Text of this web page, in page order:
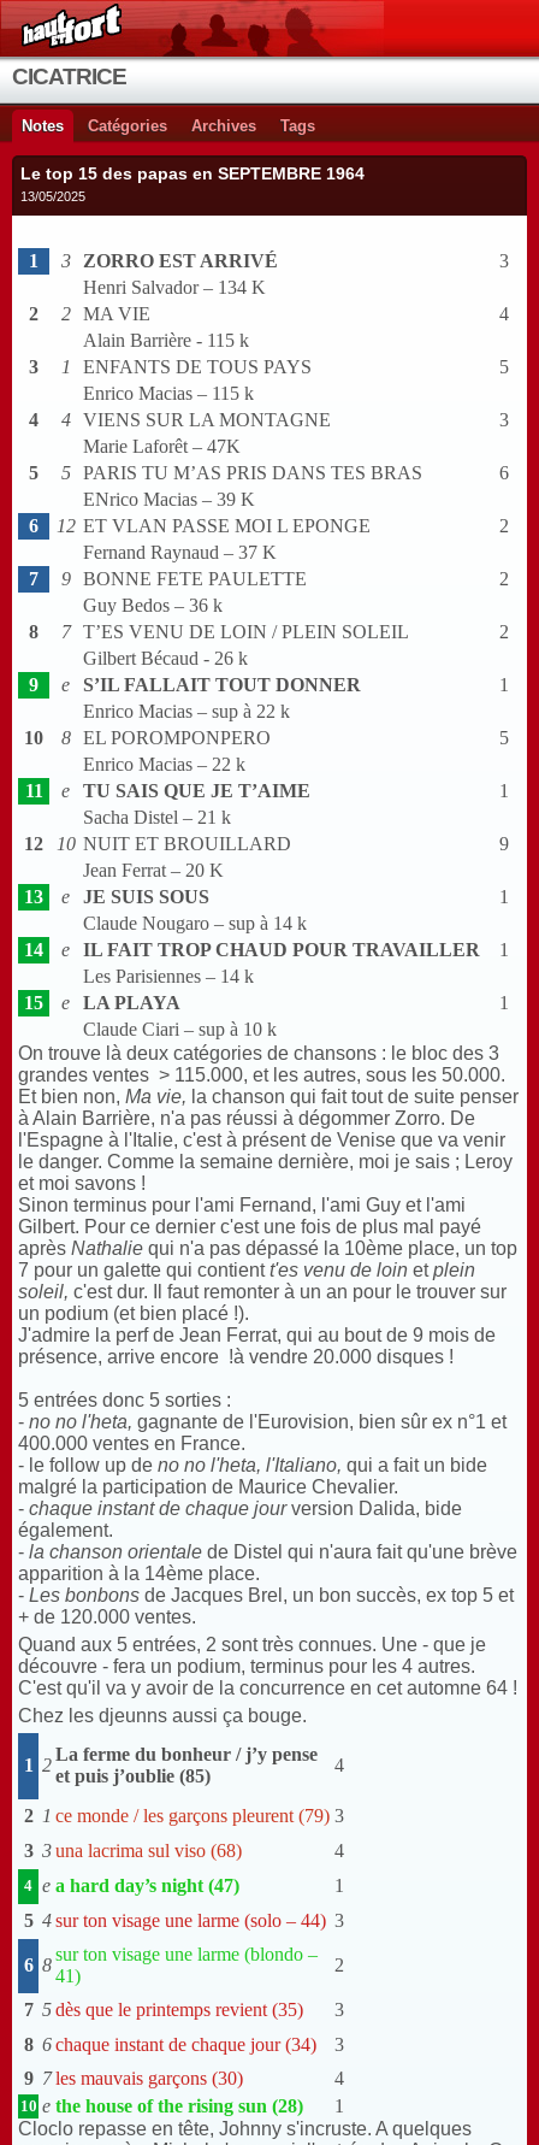
CICATRICE
Notes Catégories Archives Tags
Le top 15 des papas en SEPTEMBRE 1964
13/05/2025
1 3 ZORRO EST ARRIVÉ
3
Henri Salvador – 134 K
2
2 MA VIE
4
Alain Barrière - 115 k
3
1 ENFANTS DE TOUS PAYS
5
Enrico Macias – 115 k
4
4 VIENS SUR LA MONTAGNE
3
Marie Laforêt – 47K
5
5 PARIS TU M’AS PRIS DANS TES BRAS
6
ENrico Macias – 39 K
6
12 ET VLAN PASSE MOI L EPONGE
2
Fernand Raynaud – 37 K
7
9 BONNE FETE PAULETTE
2
Guy Bedos – 36 k
8
7 T’ES VENU DE LOIN / PLEIN SOLEIL
2
Gilbert Bécaud - 26 k
9
e S’IL FALLAIT TOUT DONNER
1
Enrico Macias – sup à 22 k
10
8 EL POROMPONPERO
5
Enrico Macias – 22 k
11
e TU SAIS QUE JE T’AIME
1
Sacha Distel – 21 k
12
10 NUIT ET BROUILLARD
9
Jean Ferrat – 20 K
13
e JE SUIS SOUS
1
Claude Nougaro – sup à 14 k
14
e IL FAIT TROP CHAUD POUR TRAVAILLER
1
Les Parisiennes – 14 k
15
e LA PLAYA
1
Claude Ciari – sup à 10 k
On trouve là deux catégories de chansons : le bloc des 3
grandes ventes > 115.000, et les autres, sous les 50.000.
Et bien non, Ma vie, la chanson qui fait tout de suite penser
à Alain Barrière, n'a pas réussi à dégommer Zorro. De
l'Espagne à l'Italie, c'est à présent de Venise que va venir
le danger. Comme la semaine dernière, moi je sais ; Leroy
et moi savons !
Sinon terminus pour l'ami Fernand, l'ami Guy et l'ami
Gilbert. Pour ce dernier c'est une fois de plus mal payé
après Nathalie qui n'a pas dépassé la 10ème place, un top
7 pour un galette qui contientt'es venu de loin etplein
soleil, c'est dur. Il faut remonter à un an pour le trouver sur
un podium (et bien placé !).
J'admire la perf de Jean Ferrat, qui au bout de 9 mois de
présence, arrive encore !à vendre 20.000 disques !
5 entrées donc 5 sorties :
- no no l'heta, gagnante de l'Eurovision, bien sûr ex n°1 et
400.000 ventes en France.
- le follow up de no no l'heta, l'Italiano, qui a fait un bide
malgré la participation de Maurice Chevalier.
- chaque instant de chaque jourversion Dalida, bide
également.
- la chanson orientale de Distel qui n'aura fait qu'une brève
apparition à la 14ème place.
- Les bonbons de Jacques Brel, un bon succès, ex top 5 et
+ de 120.000 ventes.
Quand aux 5 entrées, 2 sont très connues. Une - que je
découvre - fera un podium, terminus pour les 4 autres.
C'est qu'il va y avoir de la concurrence en cet automne 64 !
Chez les djeunns aussi ça bouge.
1 2
La ferme du bonheur / j’y pense
et puis j’oublie (85)
4
2 1 ce monde / les garçons pleurent (79) 3
3 3 una lacrima sul viso (68) 4
4 e a hard day’s night (47)
1
5 4 sur ton visage une larme (solo – 44) 3
6 8
sur ton visage une larme (blondo –
41)
2
7 5 dès que le printemps revient (35)
3
8 6 chaque instant de chaque jour (34)
3
9 7 les mauvais garçons (30) 4
10 e the house of the rising sun (28)
1
Cloclo repasse en tête, Johnny s'incruste. A quelques